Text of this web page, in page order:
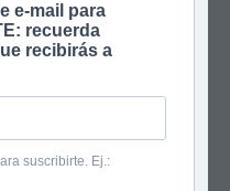
e-mail para
recuerda
recibirás a
suscribirte. Ej.:
de Ignacio